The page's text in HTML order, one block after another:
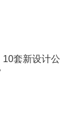
10套新设计公